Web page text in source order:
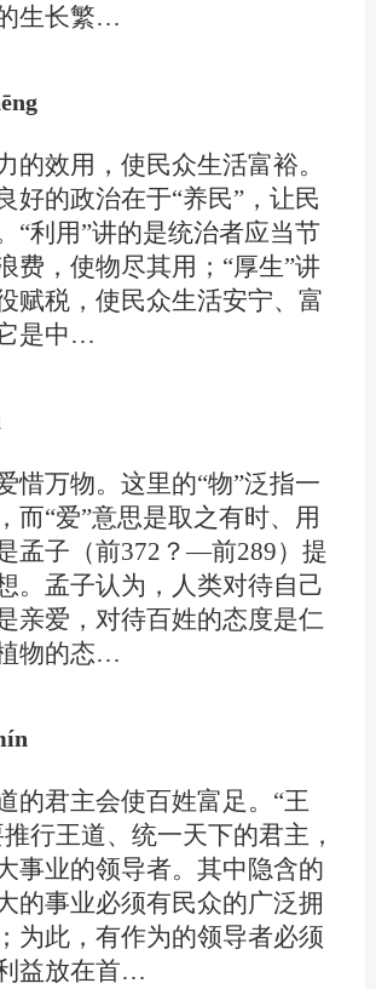
生长繁…
的效用，使民众生活富裕。
好的政治在于“养民”，让民
“利用”讲的是统治者应当节
费，使物尽其用；“厚生”讲
赋税，使民众生活安宁、富
是中…
惜万物。这里的“物”泛指一
而“爱”意思是取之有时、用
孟子（前372？—前289）提
。孟子认为，人类对待自己
亲爱，对待百姓的态度是仁
物的态…
的君主会使百姓富足。“王
行王道、统一天下的君主，
事业的领导者。其中隐含的
的事业必须有民众的广泛拥
为此，有作为的领导者必须
益放在首…